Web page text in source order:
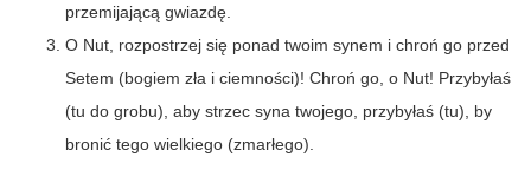
przemijającą gwiazdę.
O Nut, rozpostrzej się ponad twoim synem i chroń go przed
Setem (bogiem zła i ciemności)! Chroń go, o Nut! Przybyłaś
(tu do grobu), aby strzec syna twojego, przybyłaś (tu), by
bronić tego wielkiego (zmarłego).